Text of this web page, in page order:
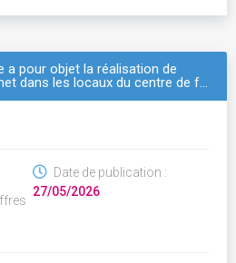
a pour objet la réalisation de
dans les locaux du centre de f…
Date de publication :
27/05/2026